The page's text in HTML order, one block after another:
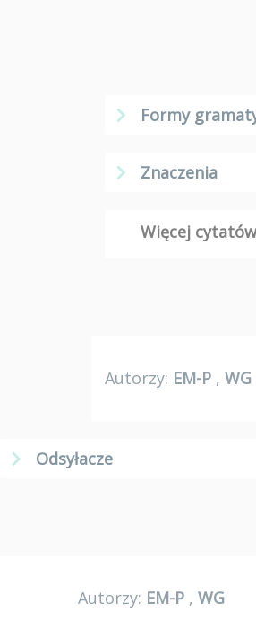
Formy
Znaczenia
Więcej
Autorzy: EM-P , WG
Odsyłacze
Autorzy: EM-P , WG